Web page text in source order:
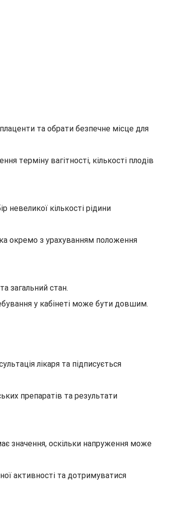
та обрати безпечне місце для
терміну вагітності, кількості плодів
кількості рідини
окремо з урахуванням положення
загальний стан.
у кабінеті може бути довшим.
лікаря та підписується
препаратів та результати
значення, оскільки напруження може
активності та дотримуватися